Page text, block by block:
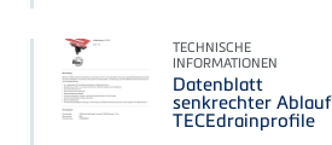
TECHNISCHE
INFORMATIONEN
Datenblatt
senkrechter Ablauf
TECEdrainprofile